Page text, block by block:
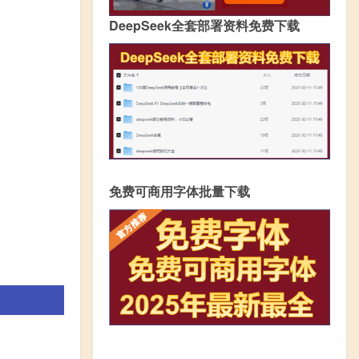
DeepSeek全套部署资料免费下载
免费可商用字体批量下载